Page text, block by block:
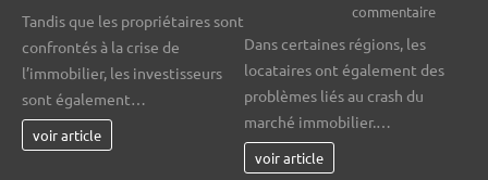
spéculateurs
affectés
Tandis que les propriétaires sont
confrontés à la crise de
l’immobilier, les investisseurs
sont également…
voir article
commentairesur
Dans certaines régions, les
locataires ont également des
problèmes liés au crash du
marché immobilier.…
voir article